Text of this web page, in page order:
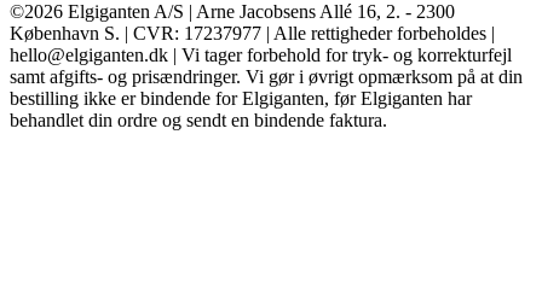
©2026 Elgiganten A/S | Arne Jacobsens Allé 16, 2. - 2300
København S. | CVR: 17237977 | Alle rettigheder forbeholdes |
hello@elgiganten.dk | Vi tager forbehold for tryk- og korrekturfejl
samt afgifts- og prisændringer. Vi gør i øvrigt opmærksom på at din
bestilling ikke er bindende for Elgiganten, før Elgiganten har
behandlet din ordre og sendt en bindende faktura.